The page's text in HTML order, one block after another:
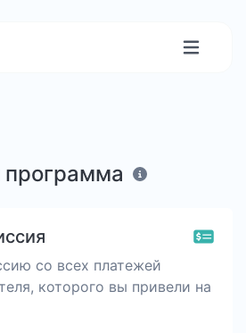
программа
со всех платежей
которого вы привели на